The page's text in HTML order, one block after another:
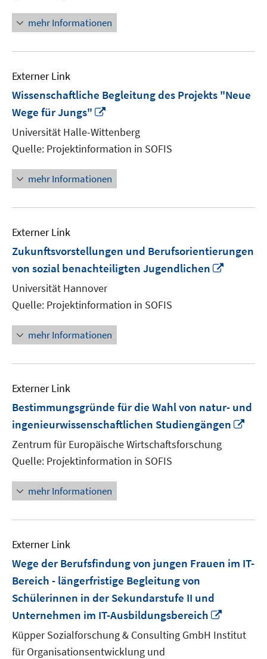
mehr Informationen
Externer Link
Wissenschaftliche Begleitung des Projekts "Neue
Wege für Jungs"
neuem
Fenster
öffnen
Universität Halle-Wittenberg
Quelle: Projektinformation in SOFIS
mehr Informationen
Externer Link
Zukunftsvorstellungen und Berufsorientierungen
von sozial benachteiligten Jugendlichen
Universität Hannover
Quelle: Projektinformation in SOFIS
mehr Informationen
Externer Link
Bestimmungsgründe für die Wahl von natur- und
ingenieurwissenschaftlichen Studiengängen
Zentrum für Europäische Wirtschaftsforschung
Quelle: Projektinformation in SOFIS
mehr Informationen
Externer Link
Wege der Berufsfindung von jungen Frauen im IT-
Bereich - längerfristige Begleitung von
Schülerinnen in der Sekundarstufe II und
Unternehmen im IT-Ausbildungsbereich
neuem
Fenster
Küpper Sozialforschung & Consulting GmbH Institut
für Organisationsentwicklung und